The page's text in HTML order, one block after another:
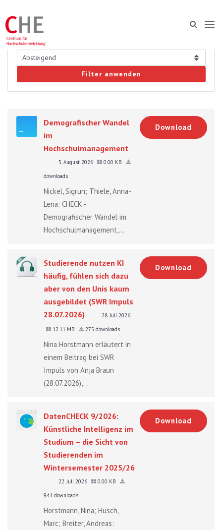
Filter anwenden
Demografischer Wandel
im
Hochschulmanagement
5. August 2026
0.00 KB
downloads
Nickel, Sigrun; Thiele, Anna-
Lena: CHECK -
Demografischer Wandel im
Hochschulmanagement,...
Download
Studierende nutzen KI
häufig, fühlen sich dazu
aber von den Unis kaum
ausgebildet (SWR Impuls
28.07.2026)
28. Juli 2026
12.11 MB
275 downloads
Nina Horstmann erläutert in
einem Beitrag bei SWR
Impuls von Anja Braun
(28.07.2026),...
Download
DatenCHECK 9/2026:
Künstliche Intelligenz im
Studium – die Sicht von
Studierenden im
Wintersemester 2025/26
22. Juli 2026
0.00 KB
941 downloads
Horstmann, Nina; Hüsch,
Marc; Breiter, Andreas:
Download